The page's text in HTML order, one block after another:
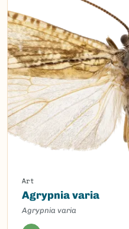
Art
Agrypnia varia
Agrypnia varia